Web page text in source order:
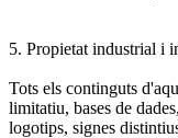
5. Propietat industrial i
Tots els continguts
limitatiu, bases de
logotips, signes